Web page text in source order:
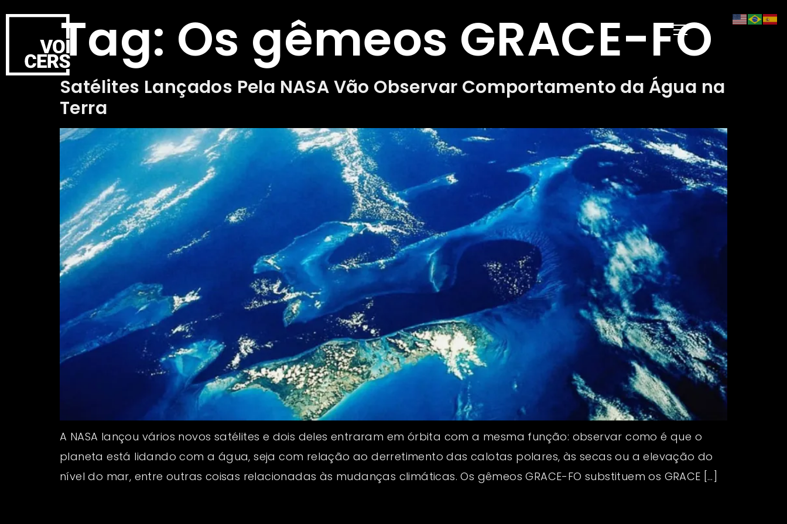
Tag: Os gêmeos GRACE-FO
Satélites Lançados Pela NASA Vão Observar Comportamento da Água na
Terra
A NASA lançou vários novos satélites e dois deles entraram em órbita com a mesma função: observar como é que o
planeta está lidando com a água, seja com relação ao derretimento das calotas polares, às secas ou a elevação do
nível do mar, entre outras coisas relacionadas às mudanças climáticas. Os gêmeos GRACE-FO substituem os GRACE […]